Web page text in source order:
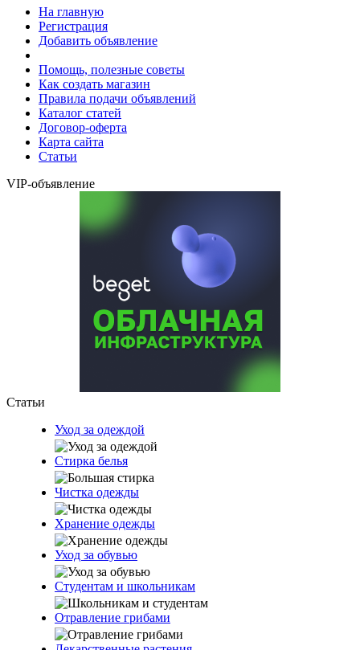
На главную
Регистрация
Добавить объявление
Помощь, полезные советы
Как создать магазин
Правила подачи объявлений
Каталог статей
Договор-оферта
Карта сайта
Статьи
VIP-объявление
Статьи
Уход за одеждой
Стирка белья
Чистка одежды
Хранение одежды
Уход за обувью
Студентам и школьникам
Отравление грибами